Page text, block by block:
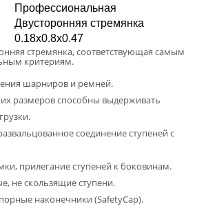
Профессиональная
Двусторонняя стремянка
0.18x0.8x0.47
стремянка, соответствующая самым
критериям.
шарниров и ремней.
размеров способны выдерживать
соединение ступеней с
прилегание ступеней к боковинам.
не скользящие ступени.
наконечники (SafetyCap).